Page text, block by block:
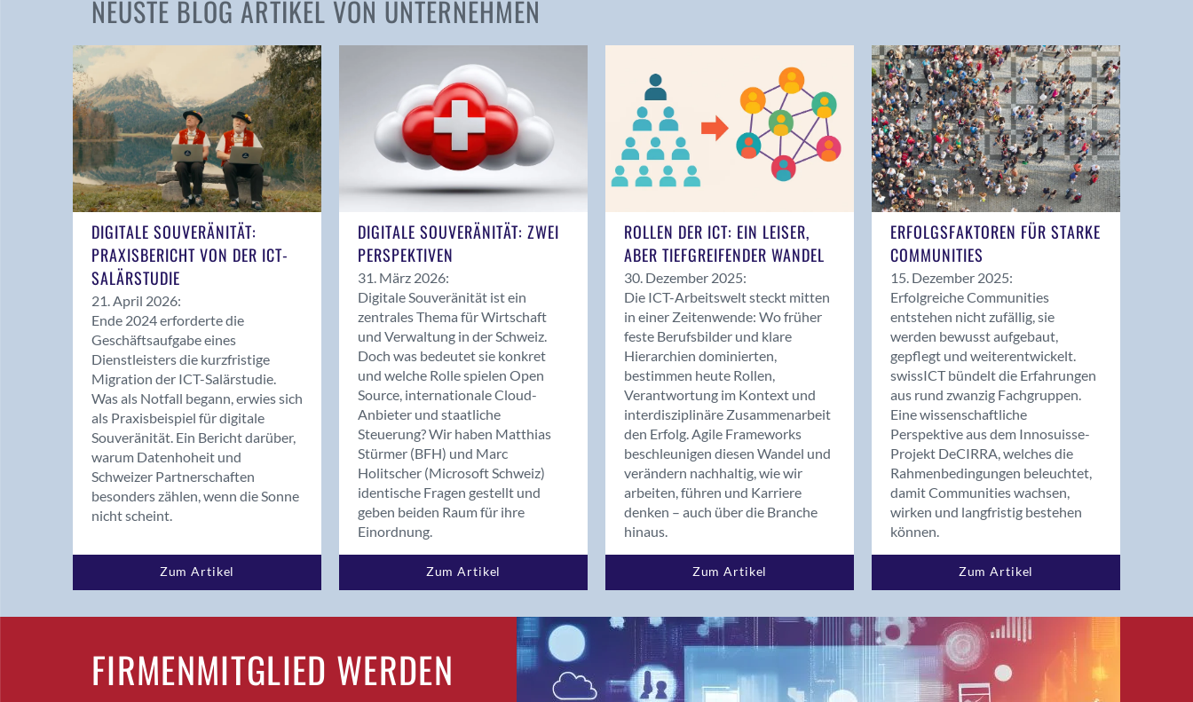
Andelfingen
Balsthal
Balzers
Bassersdorf
Benken (SG)
Bergdietikon
Bern - Liebefeld
Birsfelden
Bolligen
Bonaduz
Bonstetten
NEUSTE BLOG ARTIKEL VON UNTERNEHMEN
DIGITALE SOUVERÄNITÄT:
PRAXISBERICHT VON DER ICT-
SALÄRSTUDIE
21. April 2026:
Ende 2024 erforderte die
Geschäftsaufgabe eines
Dienstleisters die kurzfristige
Migration der ICT-Salärstudie.
Was als Notfall begann, erwies sich
als Praxisbeispiel für digitale
Souveränität. Ein Bericht darüber,
warum Datenhoheit und
Schweizer Partnerschaften
besonders zählen, wenn die Sonne
nicht scheint.
Zum Artikel
DIGITALE SOUVERÄNITÄT: ZWEI
PERSPEKTIVEN
31. März 2026:
Digitale Souveränität ist ein
zentrales Thema für Wirtschaft
und Verwaltung in der Schweiz.
Doch was bedeutet sie konkret
und welche Rolle spielen Open
Source, internationale Cloud-
Anbieter und staatliche
Steuerung? Wir haben Matthias
Stürmer (BFH) und Marc
Holitscher (Microsoft Schweiz)
identische Fragen gestellt und
geben beiden Raum für ihre
Einordnung.
Zum Artikel
ROLLEN DER ICT: EIN LEISER,
ABER TIEFGREIFENDER WANDEL
30. Dezember 2025:
Die ICT-Arbeitswelt steckt mitten
in einer Zeitenwende: Wo früher
feste Berufsbilder und klare
Hierarchien dominierten,
bestimmen heute Rollen,
Verantwortung im Kontext und
interdisziplinäre Zusammenarbeit
den Erfolg. Agile Frameworks
beschleunigen diesen Wandel und
verändern nachhaltig, wie wir
arbeiten, führen und Karriere
denken – auch über die Branche
hinaus.
Zum Artikel
ERFOLGSFAKTOREN FÜR STARKE
COMMUNITIES
15. Dezember 2025:
Erfolgreiche Communities
entstehen nicht zufällig, sie
werden bewusst aufgebaut,
gepflegt und weiterentwickelt.
swissICT bündelt die Erfahrungen
aus rund zwanzig Fachgruppen.
Eine wissenschaftliche
Perspektive aus dem Innosuisse-
Projekt DeCIRRA, welches die
Rahmenbedingungen beleuchtet,
damit Communities wachsen,
wirken und langfristig bestehen
können.
Zum Artikel
FIRMENMITGLIED WERDEN